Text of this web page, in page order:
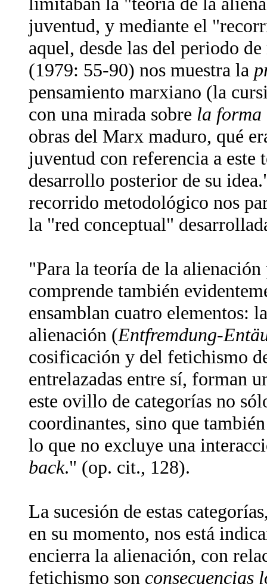
juventud, y mediante el
aquel, desde las del periodo
(1979: 55-90) nos muestra la
pensamiento marxiano (la
con una mirada sobre la forma
obras del Marx maduro, qué
juventud con referencia a
desarrollo posterior de su
recorrido metodológico nos
la "red conceptual"
"Para la teoría de la
comprende también
ensamblan cuatro elementos:
alienación (Entfremdung-
cosificación y del fetichismo
entrelazadas entre sí, forman
este ovillo de categorías no
coordinantes, sino que
lo que no excluye una
back." (op. cit., 128).
La sucesión de estas
en su momento, nos está
encierra la alienación, con
fetichismo son consecuencias